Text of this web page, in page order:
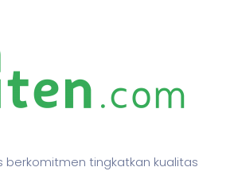
berkomitmen tingkatkan kualitas